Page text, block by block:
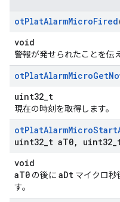
otPlatAlarmMicroFired
void
警報が発せられたことを伝
otPlatAlarmMicroGet
uint32_t
現在の時刻を取得します。
otPlatAlarmMicroStart
uint32 t aT0, uint32
void
aT0 の後に aDt マイクロ秒
す。